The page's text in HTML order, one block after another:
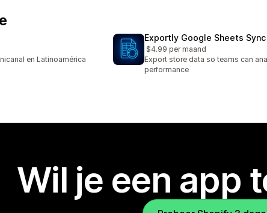
en Latinoamérica
Exportly Google Sheets Sync
$4.99 per maand
Export store data so teams can
performance
Wil je een app